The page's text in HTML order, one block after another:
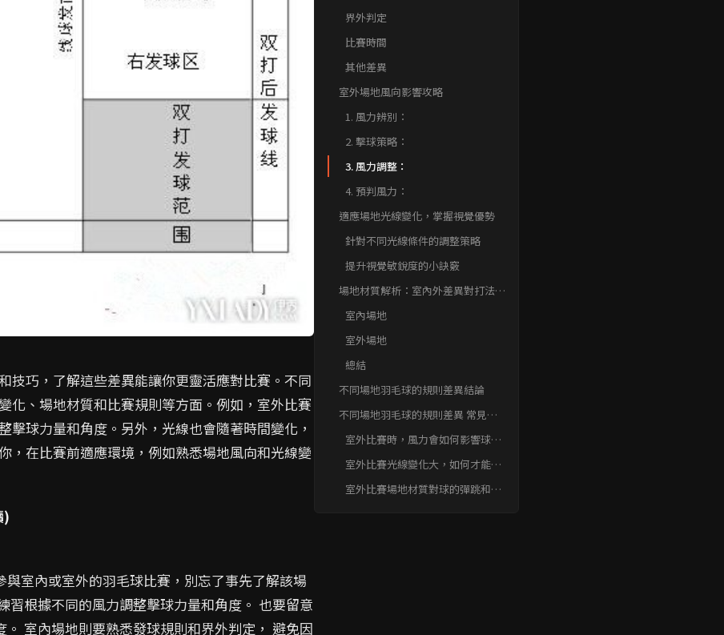
技巧，了解這些差異能讓你更靈活應對比賽。不同
化、場地材質和比賽規則等方面。例如，室外比賽
球力量和角度。另外，光線也會隨著時間變化，
，在比賽前適應環境，例如熟悉場地風向和光線變
)
室內或室外的羽毛球比賽，別忘了事先了解該場
根據不同的風力調整擊球力量和角度。 也要留意
室內場地則要熟悉發球規則和界外判定， 避免因
界外判定
比賽時間
其他差異
室外場地風向影響攻略
1. 風力辨別：
2. 擊球策略：
3. 風力調整：
4. 預判風力：
適應場地光線變化，掌握視覺優勢
針對不同光線條件的調整策略
提升視覺敏銳度的小訣竅
場地材質解析：室內外差異對打法的
室內場地
室外場地
總結
不同場地羽毛球的規則差異結論
不同場地羽毛球的規則差異 常見問
室外比賽時，風力會如何影響球的
室外比賽光線變化大，如何才能快
室外比賽場地材質對球的彈跳和滑